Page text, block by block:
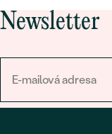
Newsletter